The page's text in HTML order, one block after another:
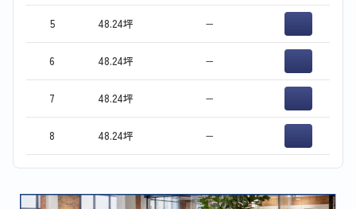
5 48.24坪 −
6 48.24坪 −
7 48.24坪 −
8 48.24坪 −